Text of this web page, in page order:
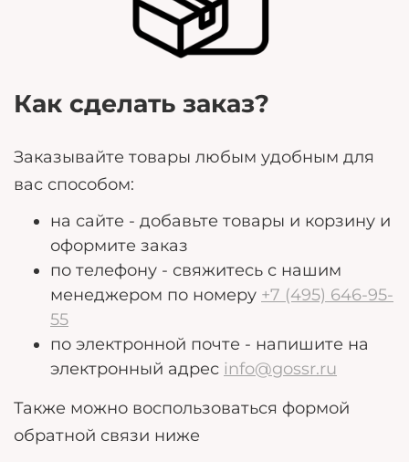
потребности.
Как сделать заказ?
Заказывайте товары любым удобным для
вас способом:
на сайте - добавьте товары и корзину и
оформите заказ
по телефону - свяжитесь с нашим
менеджером по номеру +7 (495) 646-95-
55
по электронной почте - напишите на
электронный адрес info@gossr.ru
Также можно воспользоваться формой
обратной связи ниже